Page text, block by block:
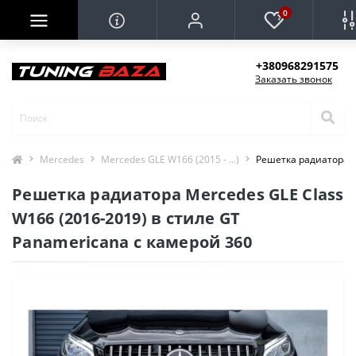
0
+380968291575
Заказать звонок
Mercedes Mercedes GLE W166 (2015 - ...) Решетка радиатора
Решетка радиатора Mercedes GLE Class
W166 (2016-2019) в стиле GT
Panamericana с камерой 360